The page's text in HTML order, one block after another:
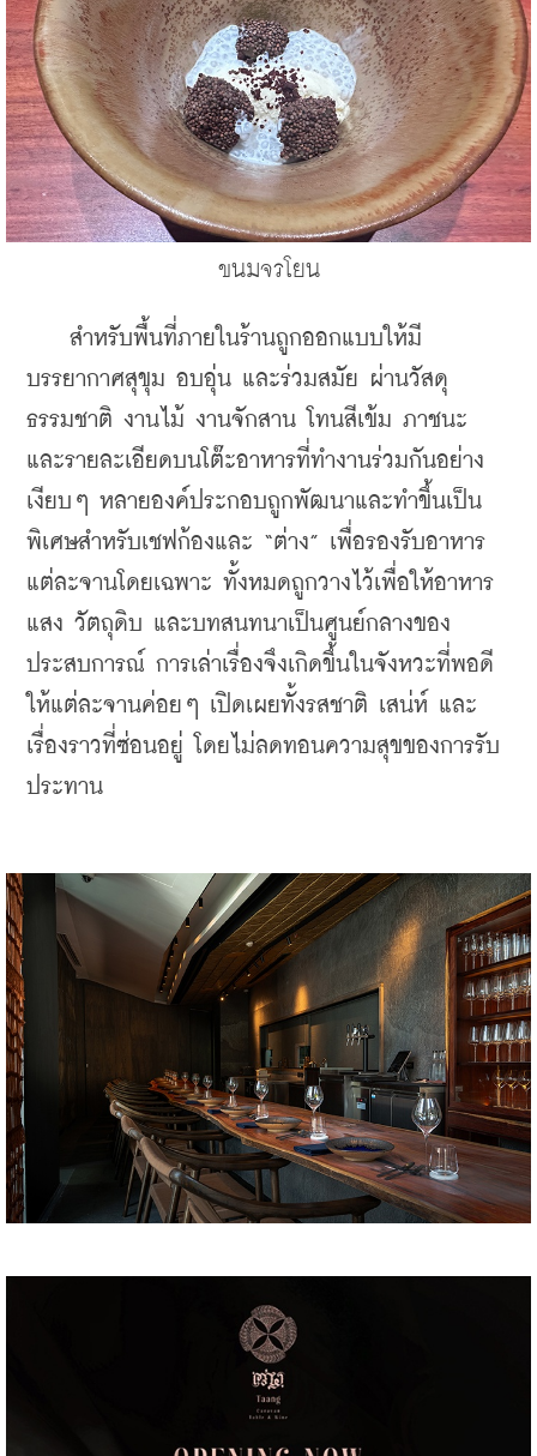
ขนมจรโยน
สำหรับพื้นที่ภายในร้านถูกออกแบบให้มี
บรรยากาศสุขุม อบอุ่น และร่วมสมัย ผ่านวัสดุ
ธรรมชาติ งานไม้ งานจักสาน โทนสีเข้ม ภาชนะ
และรายละเอียดบนโต๊ะอาหารที่ทำงานร่วมกันอย่าง
เงียบๆ หลายองค์ประกอบถูกพัฒนาและทำขึ้นเป็น
พิเศษสำหรับเชฟก้องและ “ต่าง” เพื่อรองรับอาหาร
แต่ละจานโดยเฉพาะ ทั้งหมดถูกวางไว้เพื่อให้อาหาร
แสง วัตถุดิบ และบทสนทนาเป็นศูนย์กลางของ
ประสบการณ์ การเล่าเรื่องจึงเกิดขึ้นในจังหวะที่พอดี
ให้แต่ละจานค่อยๆ เปิดเผยทั้งรสชาติ เสน่ห์ และ
เรื่องราวที่ซ่อนอยู่ โดยไม่ลดทอนความสุขของการรับ
ประทาน